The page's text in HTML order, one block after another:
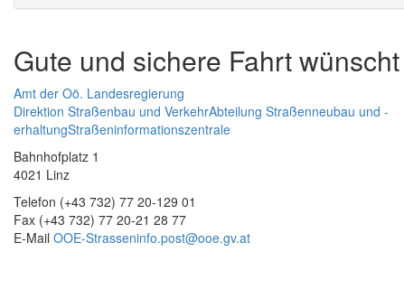
Gute und sichere Fahrt wünscht
Amt der Oö. Landesregierung
Direktion Straßenbau und VerkehrAbteilung Straßenneubau und -
erhaltungStraßeninformationszentrale
Bahnhofplatz 1
4021 Linz
Telefon (+43 732) 77 20-129 01
Fax (+43 732) 77 20-21 28 77
E-Mail OOE-Strasseninfo.post@ooe.gv.at